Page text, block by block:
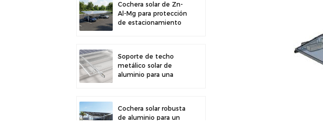
Cochera solar de Zn-
Al-Mg para protección
de estacionamiento
Soporte de techo
metálico solar de
aluminio para una
Cochera solar robusta
de aluminio para un